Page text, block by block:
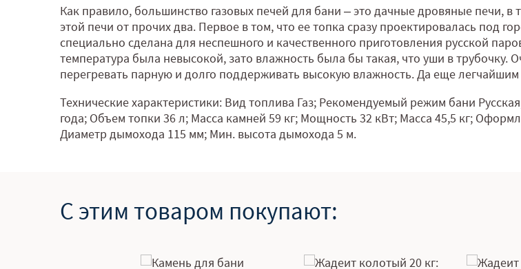
Как правило, большинство газовых печей для бани – это дачные дровяные печи, в
этой печи от прочих два. Первое в том, что ее топка сразу проектировалась под
специально сделана для неспешного и качественного приготовления русской
температура была невысокой, зато влажность была бы такая, что уши в трубочку.
перегревать парную и долго поддерживать высокую влажность. Да еще
Технические характеристики: Вид топлива Газ; Рекомендуемый режим бани
года; Объем топки 36 л; Масса камней 59 кг; Мощность 32 кВт; Масса 45,5 кг;
Диаметр дымохода 115 мм; Мин. высота дымохода 5 м.
С этим товаром покупают: